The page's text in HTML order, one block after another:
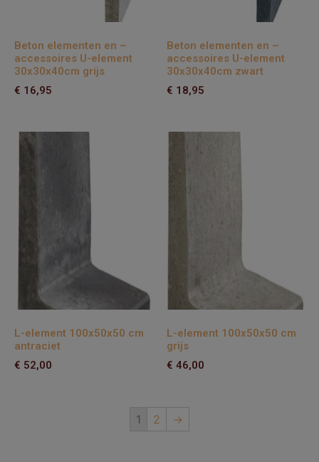
Beton elementen en –
accessoires U-element
30x30x40cm grijs
€ 16,95
Beton elementen en –
accessoires U-element
30x30x40cm zwart
€ 18,95
L-element 100x50x50 cm
antraciet
€ 52,00
L-element 100x50x50 cm
grijs
€ 46,00
1 2 →